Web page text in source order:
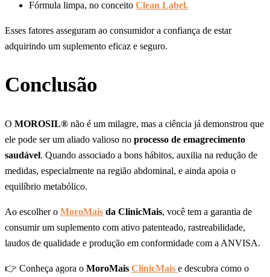
Fórmula limpa, no conceito Clean Label.
Esses fatores asseguram ao consumidor a confiança de estar
adquirindo um suplemento eficaz e seguro.
Conclusão
O MOROSIL® não é um milagre, mas a ciência já demonstrou que
ele pode ser um aliado valioso no processo de emagrecimento
saudável. Quando associado a bons hábitos, auxilia na redução de
medidas, especialmente na região abdominal, e ainda apoia o
equilíbrio metabólico.
Ao escolher o MoroMais da ClinicMais, você tem a garantia de
consumir um suplemento com ativo patenteado, rastreabilidade,
laudos de qualidade e produção em conformidade com a ANVISA.
👉 Conheça agora o MoroMais ClinicMais e descubra como o